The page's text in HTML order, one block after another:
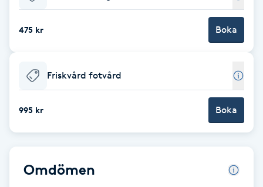
Balayage
475 kr Boka
Friskvård fotvård
995 kr Boka
Omdömen